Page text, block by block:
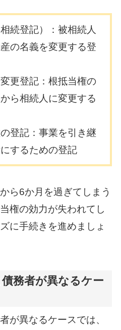
続登記）：被相続人
の名義を変更する登
更登記：根抵当権の
ら相続人に変更する
登記：事業を引き継
するための登記
ら6か月を過ぎてしまう
権の効力が失われてし
に手続きを進めましょ
務者が異なるケー
が異なるケースでは、